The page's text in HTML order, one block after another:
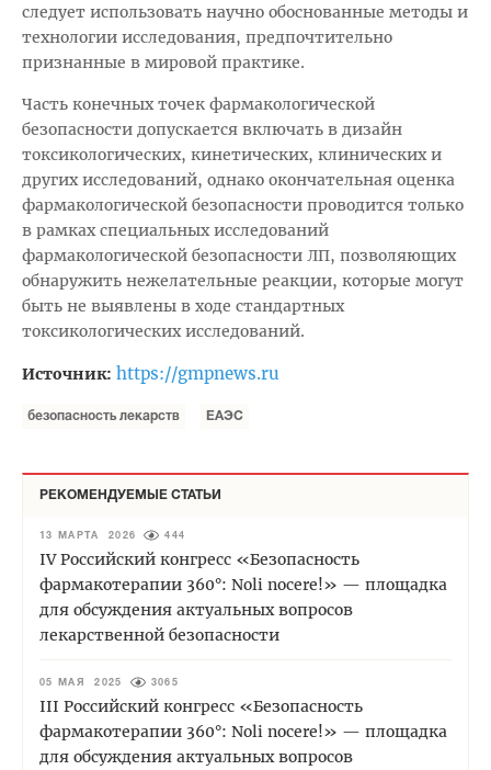
следует использовать научно обоснованные методы и
технологии исследования, предпочтительно
признанные в мировой практике.
Часть конечных точек фармакологической
безопасности допускается включать в дизайн
токсикологических, кинетических, клинических и
других исследований, однако окончательная оценка
фармакологической безопасности проводится только
в рамках специальных исследований
фармакологической безопасности ЛП, позволяющих
обнаружить нежелательные реакции, которые могут
быть не выявлены в ходе стандартных
токсикологических исследований.
Источник: https://gmpnews.ru
безопасность лекарств ЕАЭС
РЕКОМЕНДУЕМЫЕ СТАТЬИ
13 МАРТА 2026 444
IV Российский конгресс «Безопасность
фармакотерапии 360°: Noli nocere!» — площадка
для обсуждения актуальных вопросов
лекарственной безопасности
05 МАЯ 2025 3065
III Российский конгресс «Безопасность
фармакотерапии 360°: Noli nocere!» — площадка
для обсуждения актуальных вопросов